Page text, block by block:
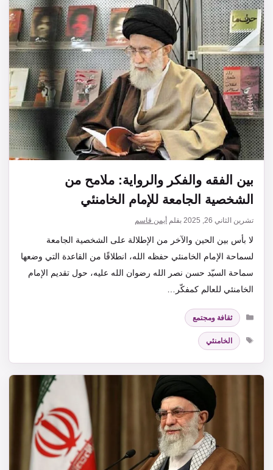
بين الفقه والفكر والرواية: ملامح من
الشخصية الجامعة للإمام الخامنئي
تشرين الثاني 26, 2025 بقلم أيمن قاسم
لا بأس بين الحين والآخر من الإطلالة على الشخصية الجامعة
لسماحة الإمام الخامنئي حفظه الله، انطلاقًا من القاعدة التي وضعها
سماحة السيّد حسن نصر الله رضوان الله عليه، حول تقديم الإمام
الخامنئي للعالم كمفكّر…
التصنيفات
ثقافة ومجتمع
الوسوم
الخامنئي